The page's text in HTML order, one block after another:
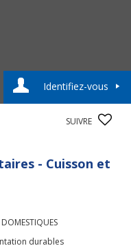
Identifiez-vous
SUIVRE
- Cuisson et
DOMESTIQUES
durables